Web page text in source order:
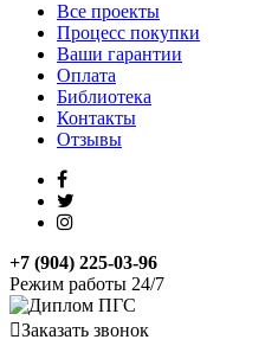
Все проекты
Процесс покупки
Ваши гарантии
Оплата
Библиотека
Контакты
Отзывы
+7 (904) 225-03-96
Режим работы 24/7
Заказать звонок